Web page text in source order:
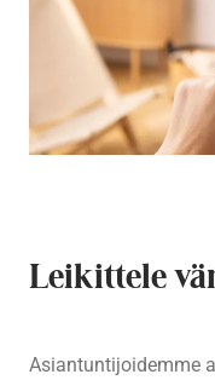
Leikittele
Asiantuntijoidemme